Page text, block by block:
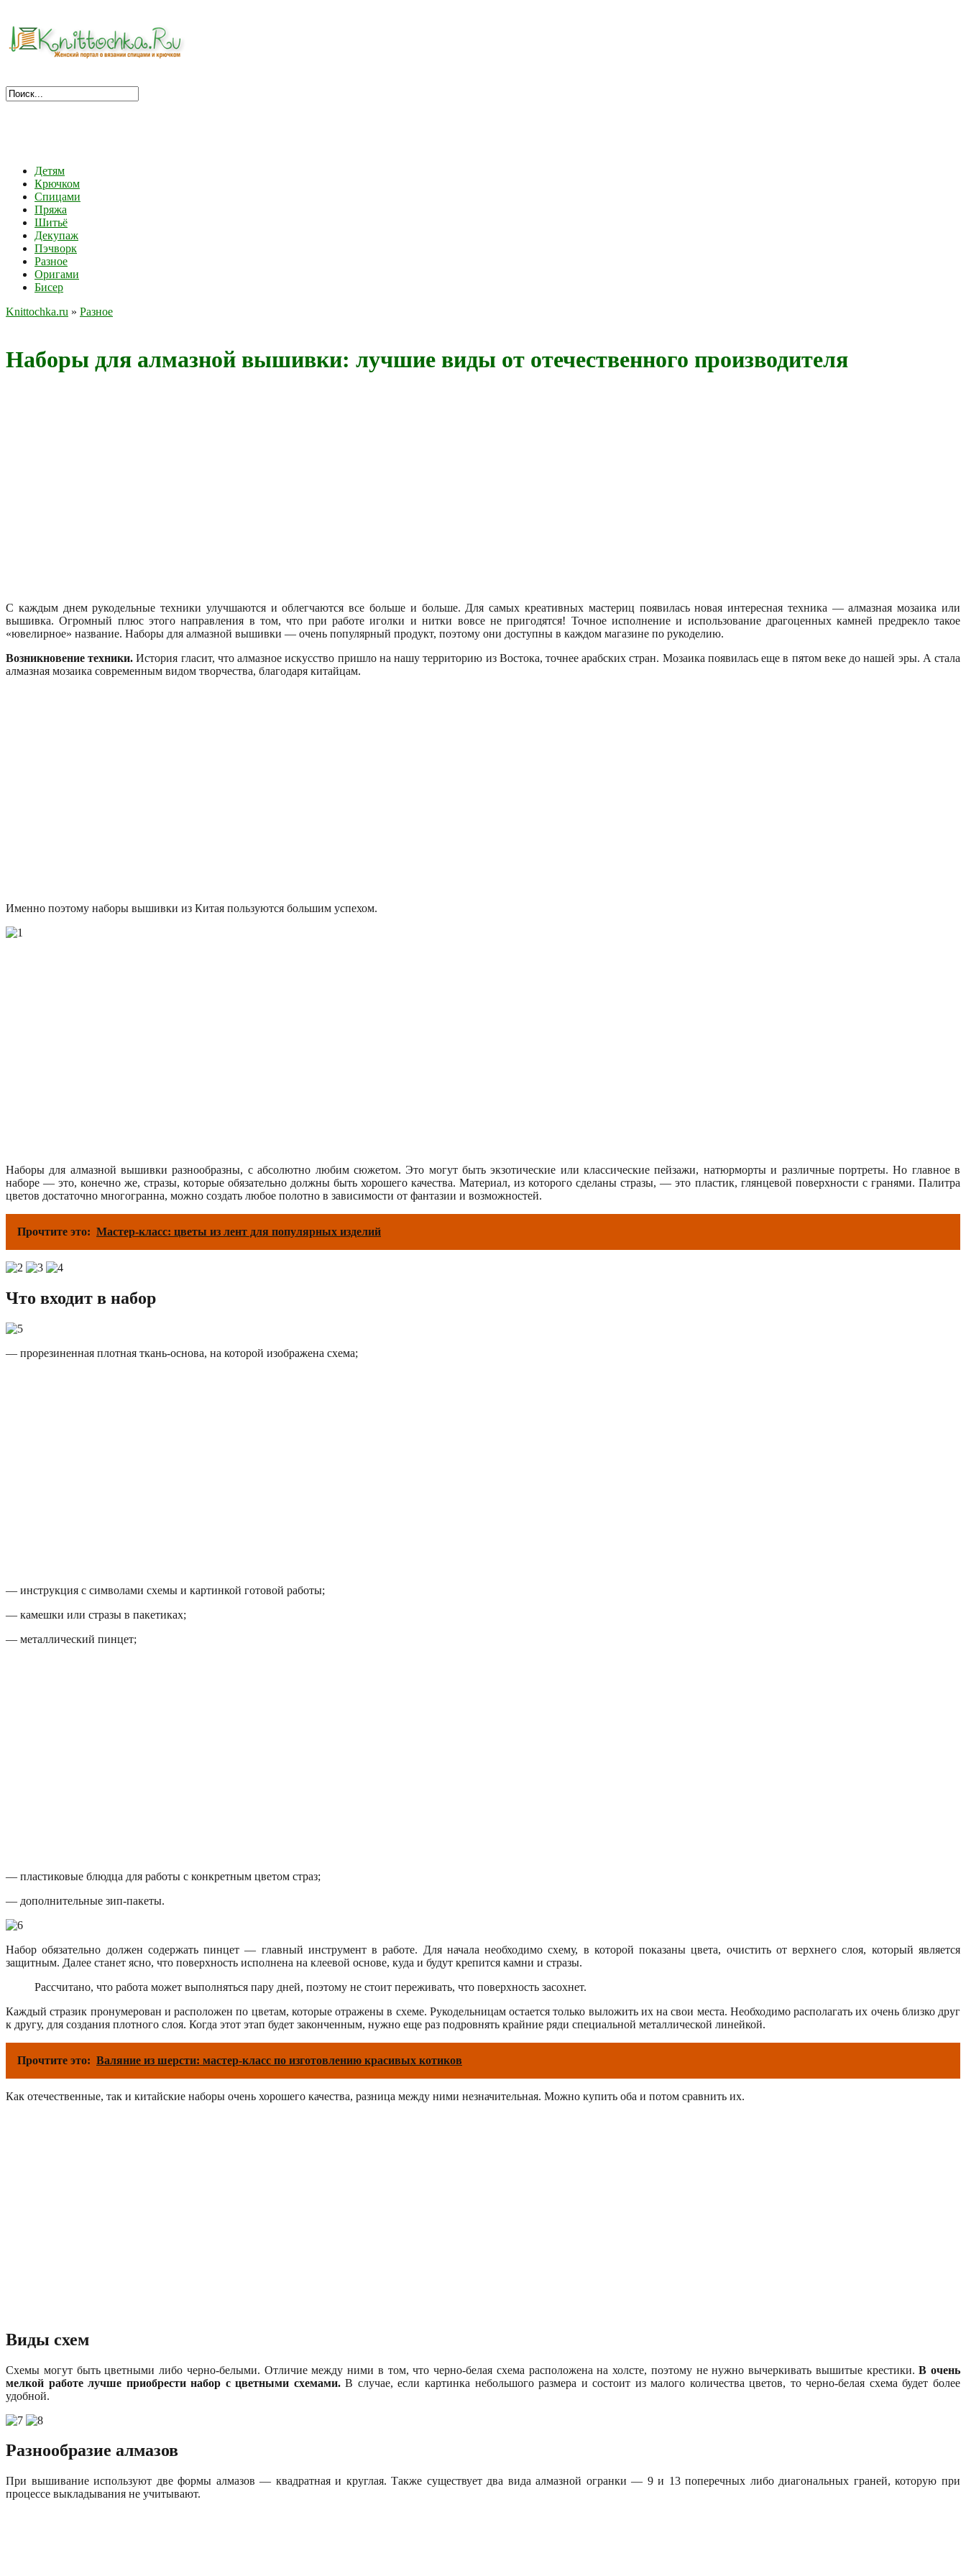
Детям
Крючком
Спицами
Пряжа
Шитьё
Декупаж
Пэчворк
Разное
Оригами
Бисер
Knittochka.ru » Разное
Наборы для алмазной вышивки: лучшие виды от отечественного производителя
С каждым днем рукодельные техники улучшаются и облегчаются все больше и больше. Для самых креативных мастериц появилась новая интересная техника — алмазная мозаика или
вышивка. Огромный плюс этого направления в том, что при работе иголки и нитки вовсе не пригодятся! Точное исполнение и использование драгоценных камней предрекло такое
«ювелирное» название. Наборы для алмазной вышивки — очень популярный продукт, поэтому они доступны в каждом магазине по рукоделию.
Возникновение техники. История гласит, что алмазное искусство пришло на нашу территорию из Востока, точнее арабских стран. Мозаика появилась еще в пятом веке до нашей эры. А стала
алмазная мозаика современным видом творчества, благодаря китайцам.
Именно поэтому наборы вышивки из Китая пользуются большим успехом.
Наборы для алмазной вышивки разнообразны, с абсолютно любим сюжетом. Это могут быть экзотические или классические пейзажи, натюрморты и различные портреты. Но главное в
наборе — это, конечно же, стразы, которые обязательно должны быть хорошего качества. Материал, из которого сделаны стразы, — это пластик, глянцевой поверхности с гранями. Палитра
цветов достаточно многогранна, можно создать любое полотно в зависимости от фантазии и возможностей.
Прочтите это: Мастер-класс: цветы из лент для популярных изделий
Что входит в набор
— прорезиненная плотная ткань-основа, на которой изображена схема;
— инструкция с символами схемы и картинкой готовой работы;
— камешки или стразы в пакетиках;
— металлический пинцет;
— пластиковые блюдца для работы с конкретным цветом страз;
— дополнительные зип-пакеты.
Набор обязательно должен содержать пинцет — главный инструмент в работе. Для начала необходимо схему, в которой показаны цвета, очистить от верхнего слоя, который является
защитным. Далее станет ясно, что поверхность исполнена на клеевой основе, куда и будут крепится камни и стразы.
Рассчитано, что работа может выполняться пару дней, поэтому не стоит переживать, что поверхность засохнет.
Каждый стразик пронумерован и расположен по цветам, которые отражены в схеме. Рукодельницам остается только выложить их на свои места. Необходимо располагать их очень близко друг
к другу, для создания плотного слоя. Когда этот этап будет законченным, нужно еще раз подровнять крайние ряди специальной металлической линейкой.
Прочтите это: Валяние из шерсти: мастер-класс по изготовлению красивых котиков
Как отечественные, так и китайские наборы очень хорошего качества, разница между ними незначительная. Можно купить оба и потом сравнить их.
Виды схем
Схемы могут быть цветными либо черно-белыми. Отличие между ними в том, что черно-белая схема расположена на холсте, поэтому не нужно вычеркивать вышитые крестики.В очень
мелкой работе лучше приобрести набор с цветными схемами.В случае, если картинка небольшого размера и состоит из малого количества цветов, то черно-белая схема будет более
удобной.
Разнообразие алмазов
При вышивание используют две формы алмазов — квадратная и круглая. Также существует два вида алмазной огранки — 9 и 13 поперечных либо диагональных граней, которую при
процессе выкладывания не учитывают.